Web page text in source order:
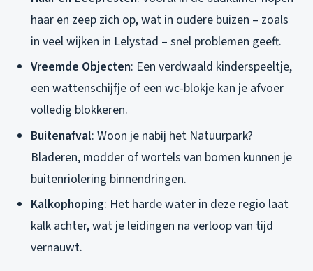
haar en zeep zich op, wat in oudere buizen – zoals
in veel wijken in Lelystad – snel problemen geeft.
Vreemde Objecten: Een verdwaald kinderspeeltje,
een wattenschijfje of een wc-blokje kan je afvoer
volledig blokkeren.
Buitenafval: Woon je nabij het Natuurpark?
Bladeren, modder of wortels van bomen kunnen je
buitenriolering binnendringen.
Kalkophoping: Het harde water in deze regio laat
kalk achter, wat je leidingen na verloop van tijd
vernauwt.